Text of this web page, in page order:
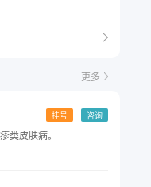
更多
咨询
挂号
类皮肤病。